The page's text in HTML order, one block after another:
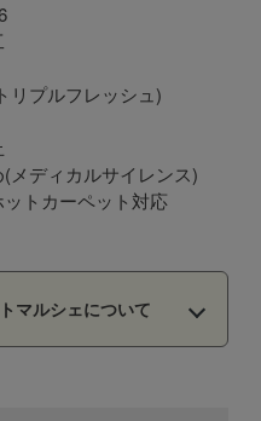
リプルフレッシュ)
メディカルサイレンス)
ットカーペット対応
マルシェについて